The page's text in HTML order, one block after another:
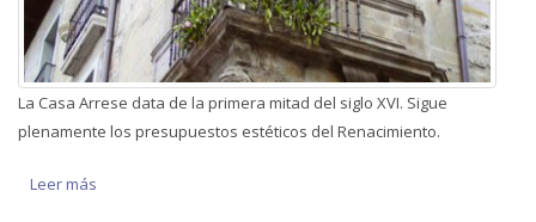
La Casa Arrese data de la primera mitad del siglo XVI. Sigue
plenamente los presupuestos estéticos del Renacimiento.
Leer más